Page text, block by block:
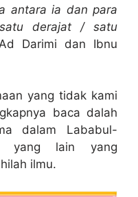
antara ia dan para
derajat / satu
Darimi dan Ibnu
yang tidak kami
baca dalah
dalam Lababul-
yang lain yang
ilmu.